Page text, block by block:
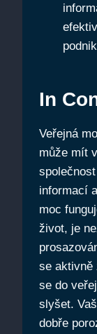
In
Veřejná
může mít
informací
moc
život, je
se aktivně
se do
slyšet.
dobře